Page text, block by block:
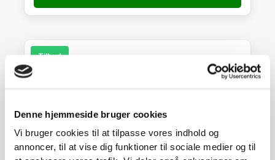
Denne hjemmeside bruger cookies
Vi bruger cookies til at tilpasse vores indhold og
annoncer, til at vise dig funktioner til sociale medier og til
Tilbud